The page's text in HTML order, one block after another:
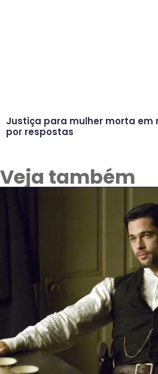
Justiça para mulher morta em
por respostas
Veja também